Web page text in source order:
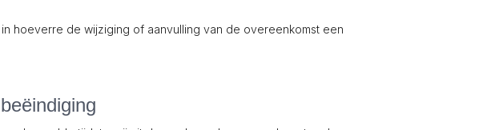
de wijziging of aanvulling van de overeenkomst een